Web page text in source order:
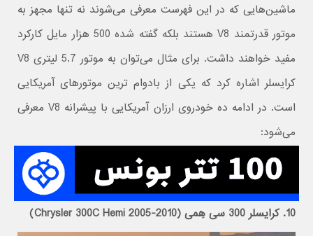
ماشین‌هایی که در این فهرست معرفی می‌شوند نه تنها مجهز به
موتور قدرتمند V8 هستند بلکه گفته شده 500 هزار مایل کارکرد
مفید خواهند داشت. برای مثال می‌توان به موتور 5.7 لیتری V8
کرایسلر اشاره کرد که یکی از بادوام ترین موتورهای آمریکایی
است. در ادامه ده خودروی ارزان آمریکایی با پیشرانه V8 معرفی
می‌شود:
10. کرایسلر 300 سی هِمی (Chrysler 300C Hemi 2005-2010)